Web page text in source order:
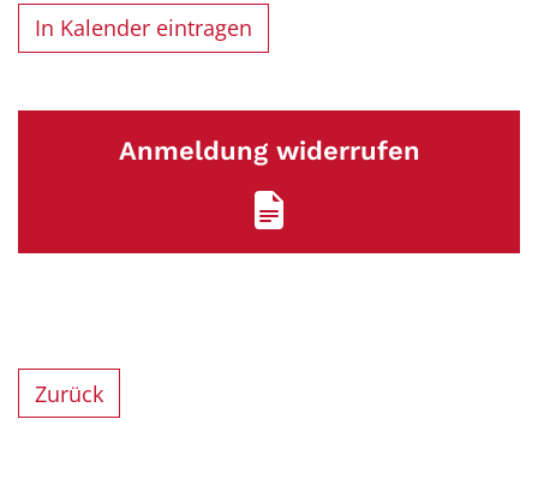
In Kalender eintragen
Anmeldung widerrufen
Zurück